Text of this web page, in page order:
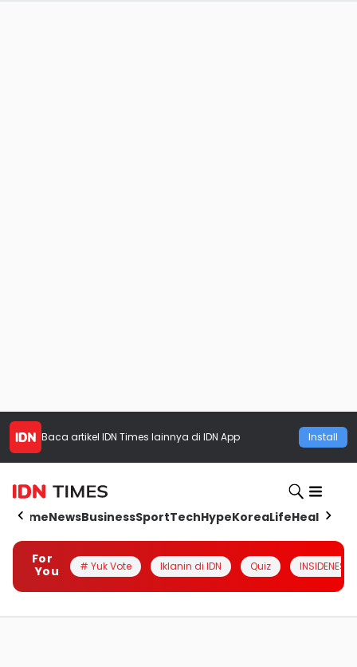
Baca artikel IDN Times lainnya di IDN App Install
HomeNewsBusinessSportTechHypeKoreaLifeHealth
For
You
# Yuk Vote Iklanin di IDN Quiz INSIDENESIA